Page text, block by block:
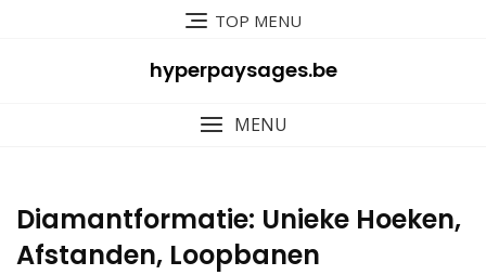
TOP MENU
hyperpaysages.be
MENU
Diamantformatie: Unieke Hoeken,
Afstanden, Loopbanen